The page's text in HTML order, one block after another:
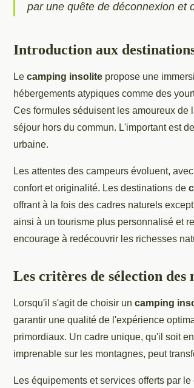
par une quête de déconnexion et
Introduction aux
Le camping insolite propose une
hébergements atypiques comme des
Ces formules séduisent les amoureux de
séjour hors du commun. L'important est
urbaine.
Les attentes des campeurs évoluent,
confort et originalité. Les destinations de
offrant à la fois des cadres naturels
ainsi à un tourisme plus personnalisé et
encourage à redécouvrir les richesses
Les critères de sélection
Lorsqu'il s'agit de choisir un camping
garantir une qualité de l'expérience
primordiaux. Un cadre unique, qu'il soit
imprenable sur les montagnes, peut
Les équipements et services offerts par